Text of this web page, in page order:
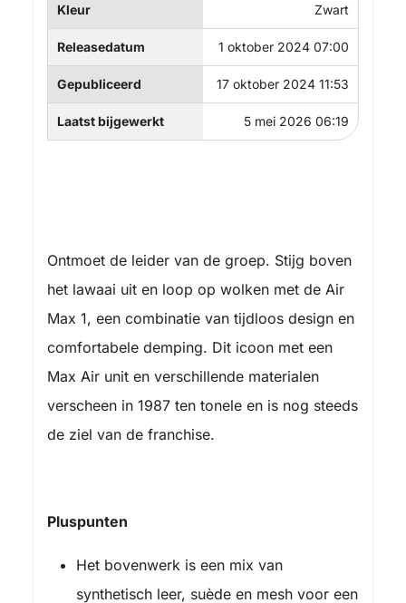
Kleur Zwart
Releasedatum 1 oktober 2024 07:00
Gepubliceerd 17 oktober 2024 11:53
Laatst bijgewerkt 5 mei 2026 06:19
Ontmoet de leider van de groep. Stijg boven
het lawaai uit en loop op wolken met de Air
Max 1, een combinatie van tijdloos design en
comfortabele demping. Dit icoon met een
Max Air unit en verschillende materialen
verscheen in 1987 ten tonele en is nog steeds
de ziel van de franchise.
Pluspunten
Het bovenwerk is een mix van
synthetisch leer, suède en mesh voor een